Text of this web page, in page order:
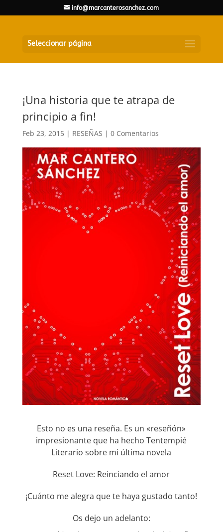
info@marcanterosanchez.com
Seleccionar página
¡Una historia que te atrapa de
principio a fin!
Feb 23, 2015| RESEÑAS | 0 Comentarios
Esto no es una reseña. Es un «reseñón»
impresionante que ha hecho Tentempié
Literario sobre mi última novela
Reset Love: Reinciando el amor​
¡Cuánto me alegra que te haya gustado tanto!
Os dejo un adelanto: